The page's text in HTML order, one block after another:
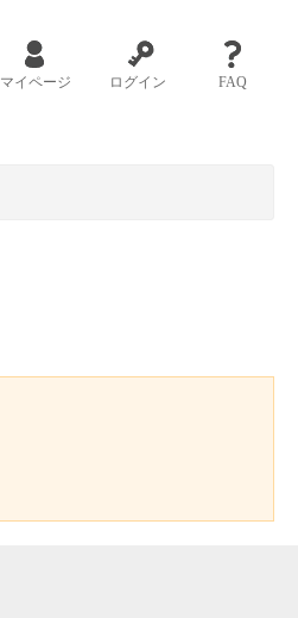
マイページ ログイン FAQ